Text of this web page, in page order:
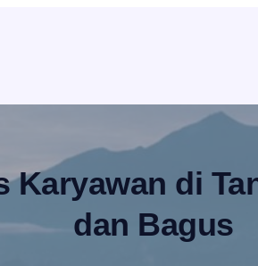
Karyawan di
dan Bagus